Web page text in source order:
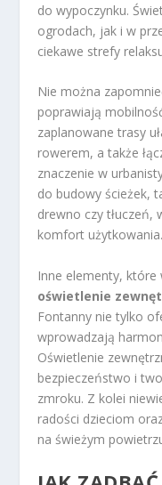
do wypoczynku.
ogrodach, jak i w
ciekawe strefy
Nie można
poprawiają
zaplanowane trasy
rowerem, a także
znaczenie w
do budowy ścieżek,
drewno czy tłuczeń,
komfort użytkowania.
Inne elementy,
oświetlenie
Fontanny nie tylko
wprowadzają
Oświetlenie
bezpieczeństwo i
zmroku. Z kolei
radości dzieciom
na świeżym